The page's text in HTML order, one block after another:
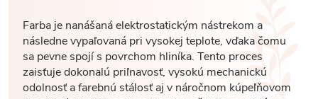
Farba je nanášaná elektrostatickým nástrekom a
následne vypaľovaná pri vysokej teplote, vďaka čomu
sa pevne spojí s povrchom hliníka. Tento proces
zaisťuje dokonalú priľnavosť, vysokú mechanickú
odolnosť a farebnú stálosť aj v náročnom kúpeľňovom